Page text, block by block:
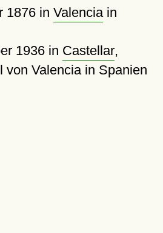
1876in Valenciain
1936in Castellar,
von Valencia in Spanien